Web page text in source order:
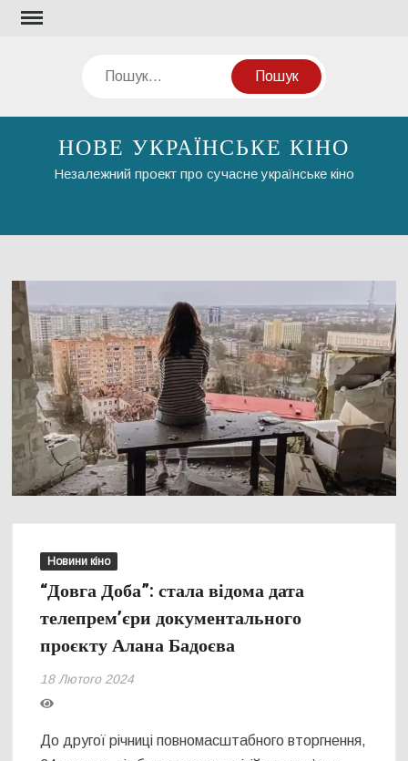
Перейти
Пошук
НОВЕ УКРАЇНСЬКЕ КІНО
Незалежний проект про сучасне українське кіно
Новини кіно
“Довга Доба”: стала відома дата
телепрем’єри документального
проєкту Алана Бадоєва
18 Лютого 2024
До другої річниці повномасштабного вторгнення,